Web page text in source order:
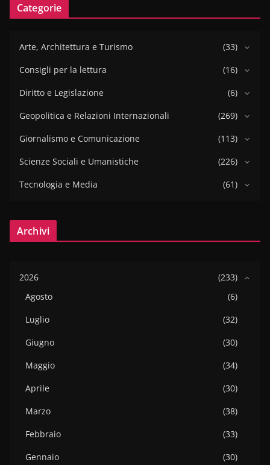
Categorie
Arte, Architettura e Turismo
(33)
Consigli per la lettura
(16)
Diritto e Legislazione
(6)
Geopolitica e Relazioni Internazionali
(269)
Giornalismo e Comunicazione
(113)
Scienze Sociali e Umanistiche
(226)
Tecnologia e Media
(61)
Archivi
2026
(233)
Agosto
(6)
Luglio
(32)
Giugno
(30)
Maggio
(34)
Aprile
(30)
Marzo
(38)
Febbraio
(33)
Gennaio
(30)